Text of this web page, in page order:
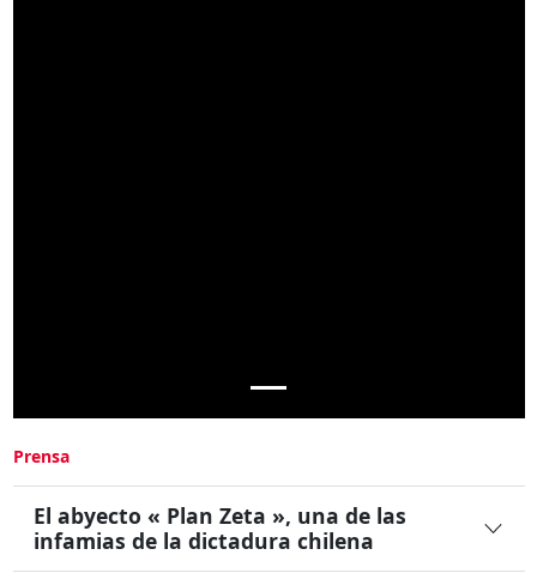
Prensa
El abyecto « Plan Zeta », una de las
infamias de la dictadura chilena